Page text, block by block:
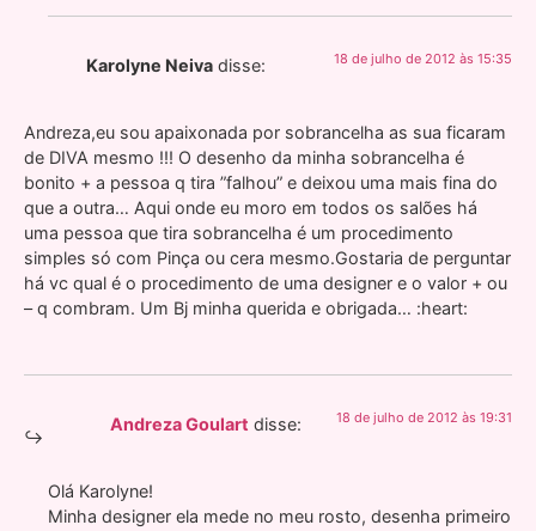
Karolyne Neiva disse: 18 de julho de 2012 às 15:35
Andreza,eu sou apaixonada por sobrancelha as sua ficaram
de DIVA mesmo !!! O desenho da minha sobrancelha é
bonito + a pessoa q tira ”falhou” e deixou uma mais fina do
que a outra… Aqui onde eu moro em todos os salões há
uma pessoa que tira sobrancelha é um procedimento
simples só com Pinça ou cera mesmo.Gostaria de perguntar
há vc qual é o procedimento de uma designer e o valor + ou
– q combram. Um Bj minha querida e obrigada… :heart:
Andreza Goulart disse: 18 de julho de 2012 às 19:31
Olá Karolyne!
Minha designer ela mede no meu rosto, desenha primeiro